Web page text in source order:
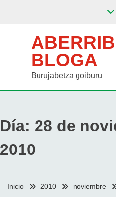
BLOGA
Burujabetza goiburu
Día: 28 de
2010
Inicio 2010 noviembre